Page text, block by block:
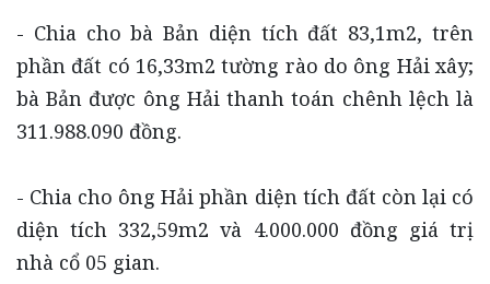
- Chia cho bà Bản diện tích đất 83,1m2, trên
phần đất có 16,33m2 tường rào do ông Hải xây;
bà Bản được ông Hải thanh toán chênh lệch là
311.988.090 đồng.
- Chia cho ông Hải phần diện tích đất còn lại có
diện tích 332,59m2 và 4.000.000 đồng giá trị
nhà cổ 05 gian.